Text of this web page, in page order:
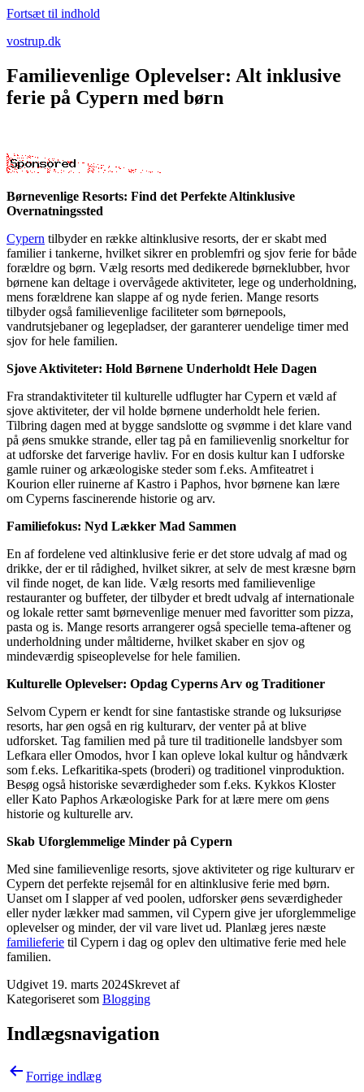
Fortsæt til indhold
vostrup.dk
Familievenlige Oplevelser: Alt inklusive
ferie på Cypern med børn
Børnevenlige Resorts: Find det Perfekte Altinklusive
Overnatningssted
Cypern tilbyder en række altinklusive resorts, der er skabt med
familier i tankerne, hvilket sikrer en problemfri og sjov ferie for både
forældre og børn. Vælg resorts med dedikerede børneklubber, hvor
børnene kan deltage i overvågede aktiviteter, lege og underholdning,
mens forældrene kan slappe af og nyde ferien. Mange resorts
tilbyder også familievenlige faciliteter som børnepools,
vandrutsjebaner og legepladser, der garanterer uendelige timer med
sjov for hele familien.
Sjove Aktiviteter: Hold Børnene Underholdt Hele Dagen
Fra strandaktiviteter til kulturelle udflugter har Cypern et væld af
sjove aktiviteter, der vil holde børnene underholdt hele ferien.
Tilbring dagen med at bygge sandslotte og svømme i det klare vand
på øens smukke strande, eller tag på en familievenlig snorkeltur for
at udforske det farverige havliv. For en dosis kultur kan I udforske
gamle ruiner og arkæologiske steder som f.eks. Amfiteatret i
Kourion eller ruinerne af Kastro i Paphos, hvor børnene kan lære
om Cyperns fascinerende historie og arv.
Familiefokus: Nyd Lækker Mad Sammen
En af fordelene ved altinklusive ferie er det store udvalg af mad og
drikke, der er til rådighed, hvilket sikrer, at selv de mest kræsne børn
vil finde noget, de kan lide. Vælg resorts med familievenlige
restauranter og buffeter, der tilbyder et bredt udvalg af internationale
og lokale retter samt børnevenlige menuer med favoritter som pizza,
pasta og is. Mange resorts arrangerer også specielle tema-aftener og
underholdning under måltiderne, hvilket skaber en sjov og
mindeværdig spiseoplevelse for hele familien.
Kulturelle Oplevelser: Opdag Cyperns Arv og Traditioner
Selvom Cypern er kendt for sine fantastiske strande og luksuriøse
resorts, har øen også en rig kulturarv, der venter på at blive
udforsket. Tag familien med på ture til traditionelle landsbyer som
Lefkara eller Omodos, hvor I kan opleve lokal kultur og håndværk
som f.eks. Lefkaritika-spets (broderi) og traditionel vinproduktion.
Besøg også historiske seværdigheder som f.eks. Kykkos Kloster
eller Kato Paphos Arkæologiske Park for at lære mere om øens
historie og kulturelle arv.
Skab Uforglemmelige Minder på Cypern
Med sine familievenlige resorts, sjove aktiviteter og rige kulturarv er
Cypern det perfekte rejsemål for en altinklusive ferie med børn.
Uanset om I slapper af ved poolen, udforsker øens seværdigheder
eller nyder lækker mad sammen, vil Cypern give jer uforglemmelige
oplevelser og minder, der vil vare livet ud. Planlæg jeres næste
familieferie til Cypern i dag og oplev den ultimative ferie med hele
familien.
Udgivet 19. marts 2024Skrevet af
Kategoriseret som Blogging
Indlægsnavigation
Forrige indlæg